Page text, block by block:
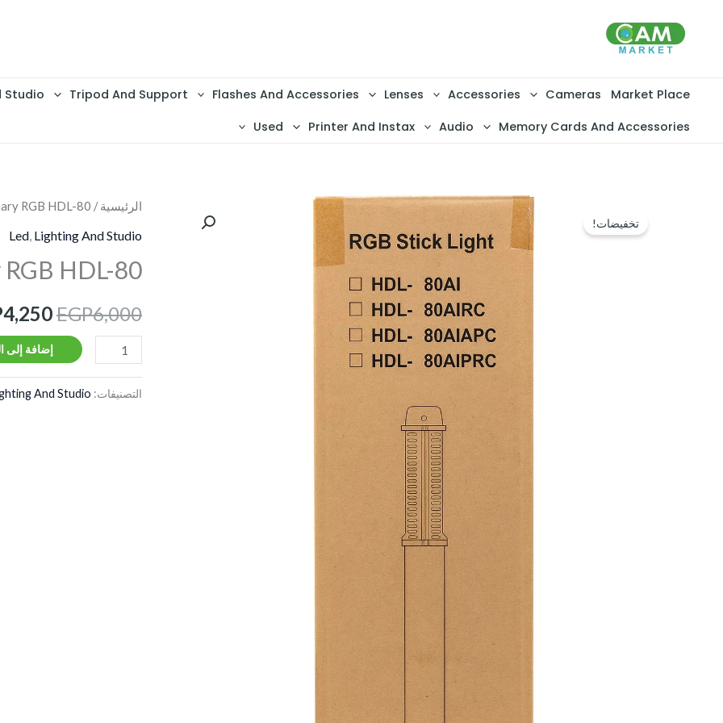
Market Place
Cameras
Accessories
Lenses
Flashes And Accessories
Tripod And Support
Studio
Memory Cards And Accessories
Audio
Printer And Instax
Used
تخفيضات!
الرئيسية/
RGB HDL-80
Led Lighting And Studio
HDL-80
EGP6,000
السعر
هو:
4,250
كمية
Tube
RGB
80
إضافة إلى
التصنيفات: And Studio